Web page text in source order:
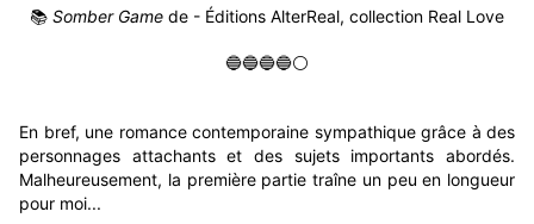
📚 Somber Game de - Éditions AlterReal, collection Real Love
🔵🔵🔵🔵⚪
En bref, une romance contemporaine sympathique grâce à des
personnages attachants et des sujets importants abordés.
Malheureusement, la première partie traîne un peu en longueur
pour moi...